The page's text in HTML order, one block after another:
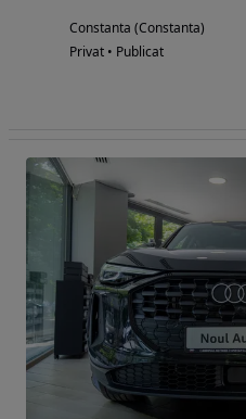
Constanta (Constanta)
Privat • Publicat